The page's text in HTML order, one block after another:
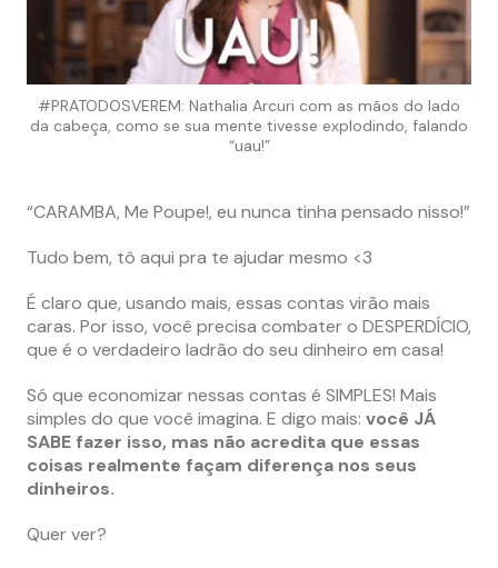
#PRATODOSVEREM: Nathalia Arcuri com as mãos do lado
da cabeça, como se sua mente tivesse explodindo, falando
“uau!”
“CARAMBA, Me Poupe!, eu nunca tinha pensado nisso!”
Tudo bem, tô aqui pra te ajudar mesmo <3
É claro que, usando mais, essas contas virão mais
caras. Por isso, você precisa combater o DESPERDÍCIO,
que é o verdadeiro ladrão do seu dinheiro em casa!
Só que economizar nessas contas é SIMPLES! Mais
simples do que você imagina. E digo mais: você JÁ
SABE fazer isso, mas não acredita que essas
coisas realmente façam diferença nos seus
dinheiros.
Quer ver?